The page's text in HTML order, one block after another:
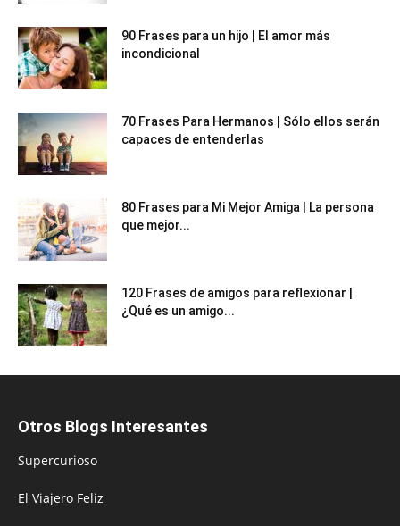
90 Frases para un hijo | El amor más
incondicional
70 Frases Para Hermanos | Sólo ellos serán
capaces de entenderlas
80 Frases para Mi Mejor Amiga | La persona
que mejor...
120 Frases de amigos para reflexionar |
¿Qué es un amigo...
Otros Blogs Interesantes
Supercurioso
El Viajero Feliz